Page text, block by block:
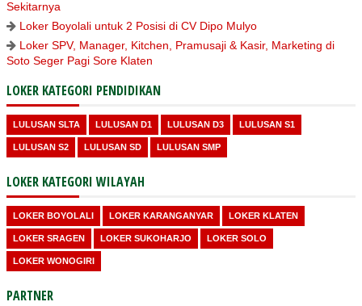
Sekitarnya
Loker Boyolali untuk 2 Posisi di CV Dipo Mulyo
Loker SPV, Manager, Kitchen, Pramusaji & Kasir, Marketing di
Soto Seger Pagi Sore Klaten
LOKER KATEGORI PENDIDIKAN
LULUSAN SLTA LULUSAN D1 LULUSAN D3 LULUSAN S1
LULUSAN S2 LULUSAN SD LULUSAN SMP
LOKER KATEGORI WILAYAH
LOKER BOYOLALI LOKER KARANGANYAR LOKER KLATEN
LOKER SRAGEN LOKER SUKOHARJO LOKER SOLO
LOKER WONOGIRI
PARTNER